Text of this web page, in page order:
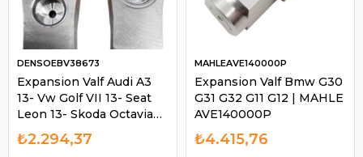
Expansion Valf Audi A3
13- Vw Golf VII 13- Seat
Leon 13- Skoda Octavia
13- Crafter 17- | DENSO
EBV38673
DENSOEBV38673
₺2.294,37
Expansion Valf Bmw G30
G31 G32 G11 G12 | MAHLE
AVE140000P
MAHLEAVE140000P
₺4.415,76